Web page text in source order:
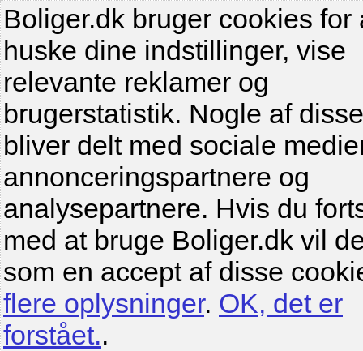
Boliger.dk bruger cookies for
huske dine indstillinger, vise
relevante reklamer og
brugerstatistik. Nogle af
bliver delt med sociale
annonceringspartnere og
analysepartnere. Hvis du
med at bruge Boliger.dk vil
som en accept af disse
flere oplysninger. OK, det er
forstået..